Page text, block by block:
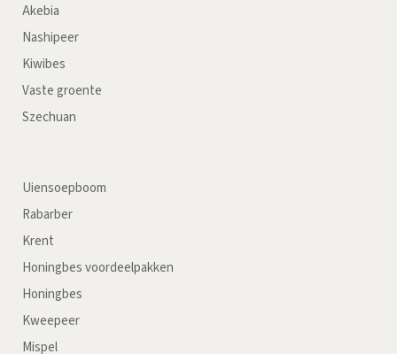
Akebia
Nashipeer
Kiwibes
Vaste groente
Szechuan
Uiensoepboom
Rabarber
Krent
Honingbes voordeelpakken
Honingbes
Kweepeer
Mispel